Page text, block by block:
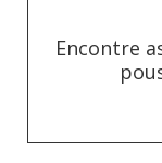
Encontre